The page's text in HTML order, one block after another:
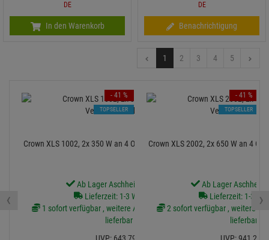
DE
In den Warenkorb
DE
Benachrichtigung
1 2 3 4 5
Crown XLS 1002, 2x 350 W an 4 Ohm Verstärker/Endstufe
Ab Lager Aschheim lieferbar
Lieferzeit: 1-3 Werktage
1 sofort verfügbar , weitere Artikel ab Zentrallager
lieferbar
- 41 %
TOPSELLER
Crown XLS 2002, 2x 650 W an 4
Ab Lager
Lieferzeit: 1-3
2 sofort verfügbar , weitere
lieferbar
- 41 %
TOPSELLER
‹ ›